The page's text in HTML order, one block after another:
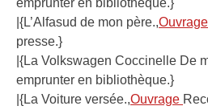
emprunter en bibliothèque.}
|{L’Alfasud de mon père.,Ouvrage
presse.}
|{La Volkswagen Coccinelle De
emprunter en bibliothèque.}
|{La Voiture versée.,Ouvrage